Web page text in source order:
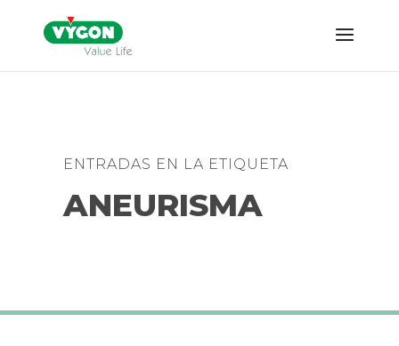
ENTRADAS EN LA ETIQUETA
ANEURISMA